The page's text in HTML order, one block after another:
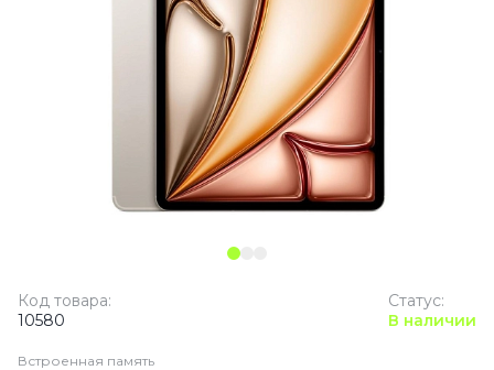
Статус:
В наличии
Код товара:
10580
Встроенная память